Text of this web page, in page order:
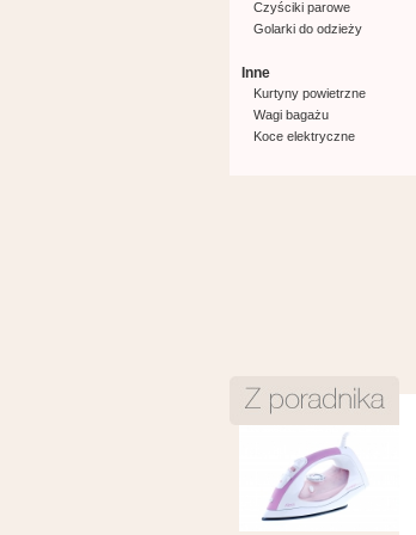
Czyściki parowe
Golarki do odzieży
Inne
Kurtyny powietrzne
Wagi bagażu
Koce elektryczne